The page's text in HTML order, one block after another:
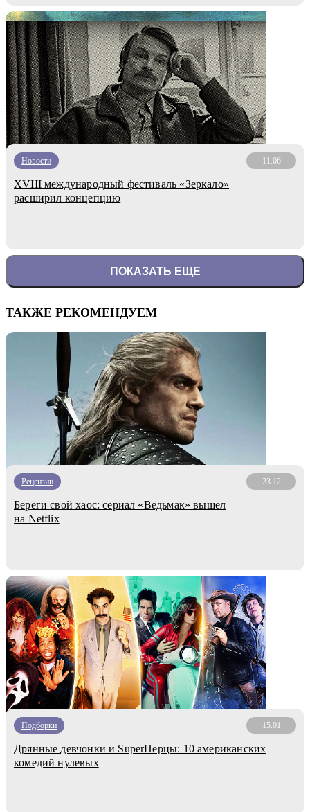
Новости 11.06
XVIII международный фестиваль «Зеркало»
расширил концепцию
ПОКАЗАТЬ ЕЩЕ
ТАКЖЕ РЕКОМЕНДУЕМ
Рецензии 23.12
Береги свой хаос: сериал «Ведьмак» вышел
на Netflix
Подборки 15.01
Дрянные девчонки и SuperПерцы: 10 американских
комедий нулевых